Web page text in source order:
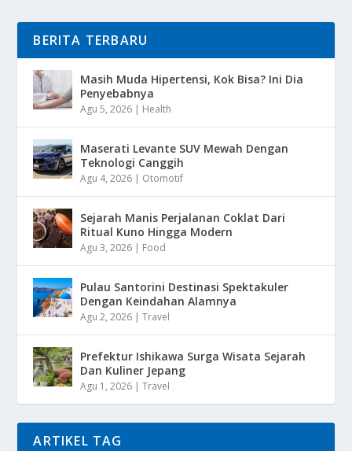
BERITA TERBARU
Masih Muda Hipertensi, Kok Bisa? Ini Dia
Penyebabnya
Agu 5, 2026 | Health
Maserati Levante SUV Mewah Dengan
Teknologi Canggih
Agu 4, 2026 | Otomotif
Sejarah Manis Perjalanan Coklat Dari
Ritual Kuno Hingga Modern
Agu 3, 2026 | Food
Pulau Santorini Destinasi Spektakuler
Dengan Keindahan Alamnya
Agu 2, 2026 |Travel
Prefektur Ishikawa Surga Wisata Sejarah
Dan Kuliner Jepang
Agu 1, 2026 |Travel
ARTIKEL TAG